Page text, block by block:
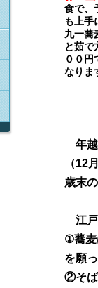
年越
（12
歳末
江戸
①蕎麦
を願
②そば
食で、
も上手
九一蕎
と茹で
００円
なりま